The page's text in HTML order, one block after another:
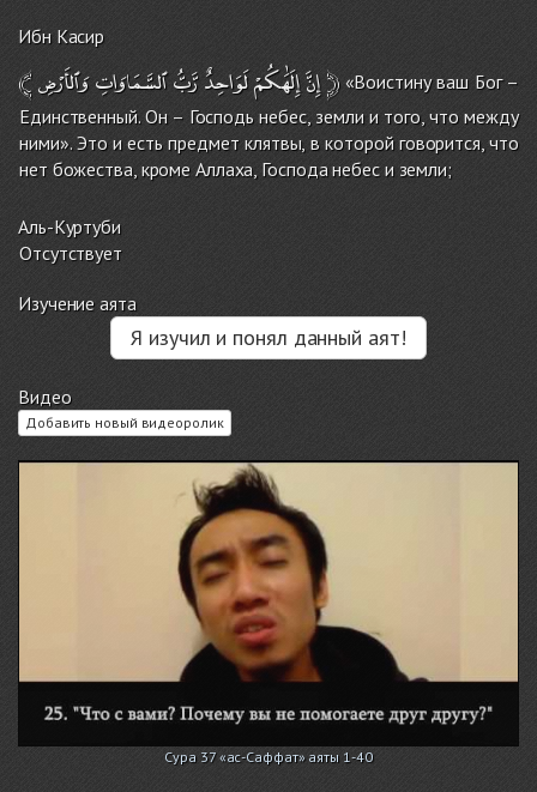
Ибн Касир
﴾ إِنَّإِلَٰهَكُمْلَوَاحِدٌرَّبُّٱلسَّمَاوَاتِوَٱلأَرْضِ ﴿«Воистину ваш Бог –
Единственный. Он – Господь небес, земли и того, что между
ними». Это и есть предмет клятвы, в которой говорится, что
нет божества, кроме Аллаха, Господа небес и земли;
Аль-Куртуби
Отсутствует
Изучение аята
Я изучил и понял данный аят!
Видео
Добавить новый видеоролик
Сура 37 «ас-Саффат» аяты 1-40